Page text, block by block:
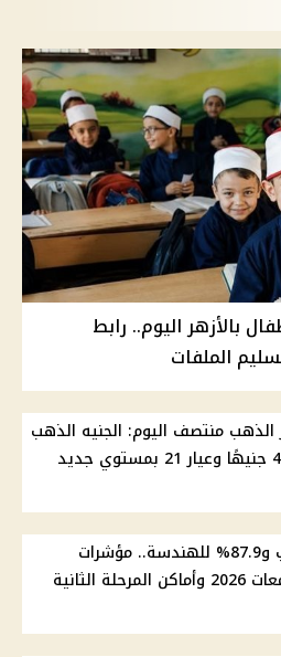
بالأزهر اليوم.. رابط
الملفات
الذهب منتصف اليوم: الجنيه الذهب
92.8% للطب و87.9% للهندسة.. مؤشرات
الثانية